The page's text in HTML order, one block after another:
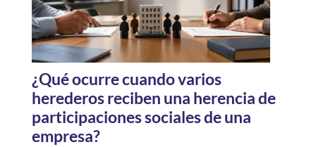
¿Qué ocurre cuando varios
herederos reciben una herencia de
participaciones sociales de una
empresa?